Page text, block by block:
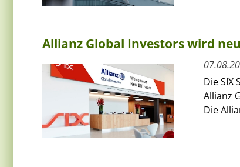
Allianz Global Investors wird
Die SIX
Allianz
Die